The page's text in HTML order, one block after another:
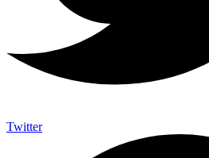
Twitter